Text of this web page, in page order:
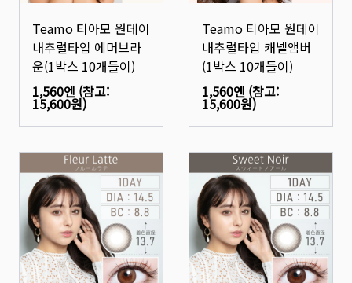
Teamo 티아모 원데이
내추럴타입 에머브라
운(1박스 10개들이)
1,560엔 (참고:
15,600원)
Teamo 티아모 원데이
내추럴타입 캐넬앰버
(1박스 10개들이)
1,560엔 (참고:
15,600원)